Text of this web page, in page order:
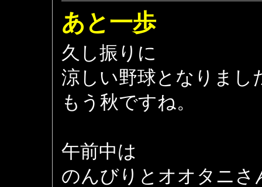
あと一歩
久し振りに
涼しい野球となりまし
もう秋ですね。
午前中は
のんびりとオオタニさ